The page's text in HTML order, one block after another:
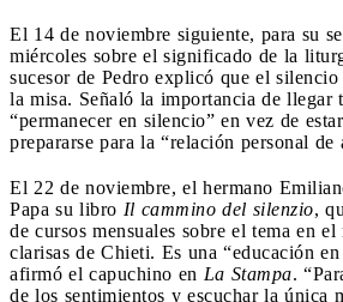
El 14 de noviembre siguiente, para su
miércoles sobre el significado de la
sucesor de Pedro explicó que el silencio
la misa. Señaló la importancia de llegar
“permanecer en silencio” en vez de
prepararse para la “relación personal de
El 22 de noviembre, el hermano
Papa su libro Il cammino del silenzio,
de cursos mensuales sobre el tema en
clarisas de Chieti. Es una “educación
afirmó el capuchino en La Stampa.
de los sentimientos y escuchar la única